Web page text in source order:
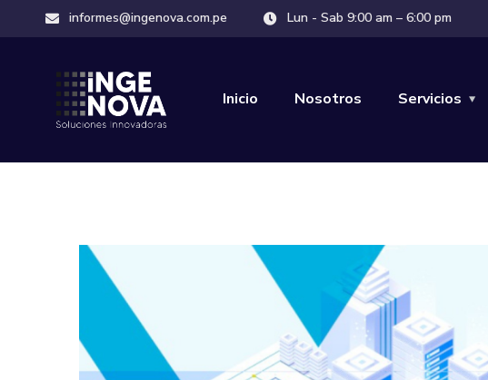
informes@ingenova.com.pe Lun - Sab 9:00 am – 6:00 pm
Inicio Nosotros Servicios